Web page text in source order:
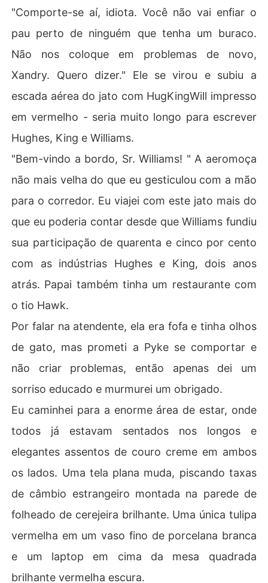
"Comporte-se aí, idiota. Você não vai enfiar o
pau perto de ninguém que tenha um buraco.
Não nos coloque em problemas de novo,
Xandry. Quero dizer." Ele se virou e subiu a
escada aérea do jato com HugKingWill impresso
em vermelho - seria muito longo para escrever
Hughes, King e Williams.
"Bem-vindo a bordo, Sr. Williams! " A aeromoça
não mais velha do que eu gesticulou com a mão
para o corredor. Eu viajei com este jato mais do
que eu poderia contar desde que Williams fundiu
sua participação de quarenta e cinco por cento
com as indústrias Hughes e King, dois anos
atrás. Papai também tinha um restaurante com
o tio Hawk.
Por falar na atendente, ela era fofa e tinha olhos
de gato, mas prometi a Pyke se comportar e
não criar problemas, então apenas dei um
sorriso educado e murmurei um obrigado.
Eu caminhei para a enorme área de estar, onde
todos já estavam sentados nos longos e
elegantes assentos de couro creme em ambos
os lados. Uma tela plana muda, piscando taxas
de câmbio estrangeiro montada na parede de
folheado de cerejeira brilhante. Uma única tulipa
vermelha em um vaso fino de porcelana branca
e um laptop em cima da mesa quadrada
brilhante vermelha escura.